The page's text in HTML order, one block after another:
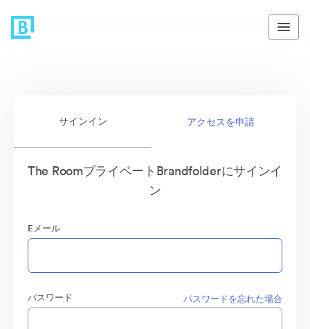
サインイン アクセスを申請
The RoomプライベートBrandfolderにサインイ
ン
Eメール
パスワード パスワードを忘れた場合